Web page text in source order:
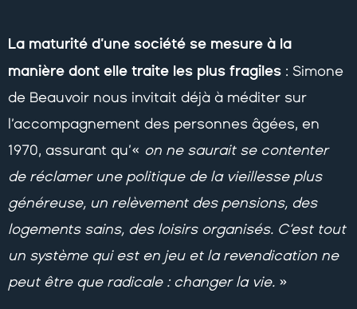
La maturité d’une société se mesure à la
manière dont elle traite les plus fragiles : Simone
de Beauvoir nous invitait déjà à méditer sur
l’accompagnement des personnes âgées, en
1970, assurant qu’« on ne saurait se contenter
de réclamer une politique de la vieillesse plus
généreuse, un relèvement des pensions, des
logements sains, des loisirs organisés. C’est tout
un système qui est en jeu et la revendication ne
peut être que radicale : changer la vie. »